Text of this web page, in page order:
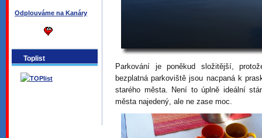
Odplouváme na Kanáry
Toplist
Parkování je poněkud složitější,
bezplatná parkoviště jsou nacpaná k
starého města. Není to úplně ideální
města najedený, ale ne zase moc.